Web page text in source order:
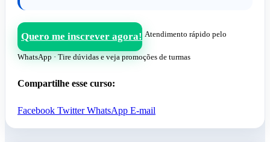
Quero me inscrever agora! Atendimento rápido pelo
WhatsApp · Tire dúvidas e veja promoções de turmas
Compartilhe esse curso:
Facebook TwitterWhatsApp E-mail